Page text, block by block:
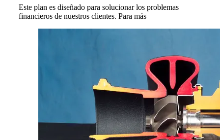
Este plan es diseñado para solucionar los problemas
financieros de nuestros clientes. Para más